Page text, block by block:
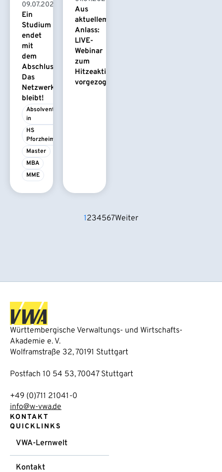
09.07.2026
Ein
Studium
endet
mit
dem
Abschluss.
Das
Netzwerk
bleibt!
Absolvent/-
in
HS
Pforzheim
Master
MBA
MME
Aus
aktuellem
Anlass:
LIVE-
Webinar
zum
Hitzeaktionsplan
vorgezogen
1234567Weiter
Württembergische Verwaltungs- und Wirtschafts-
Akademie e. V.
Wolframstraße 32, 70191 Stuttgart
Postfach 10 54 53, 70047 Stuttgart
+49 (0)711 21041-0
info@w-vwa.de
KONTAKT
QUICKLINKS
VWA-Lernwelt
Kontakt